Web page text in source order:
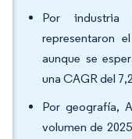
Por industria
representaron
aunque se
una CAGR del
Por geografía,
volumen de